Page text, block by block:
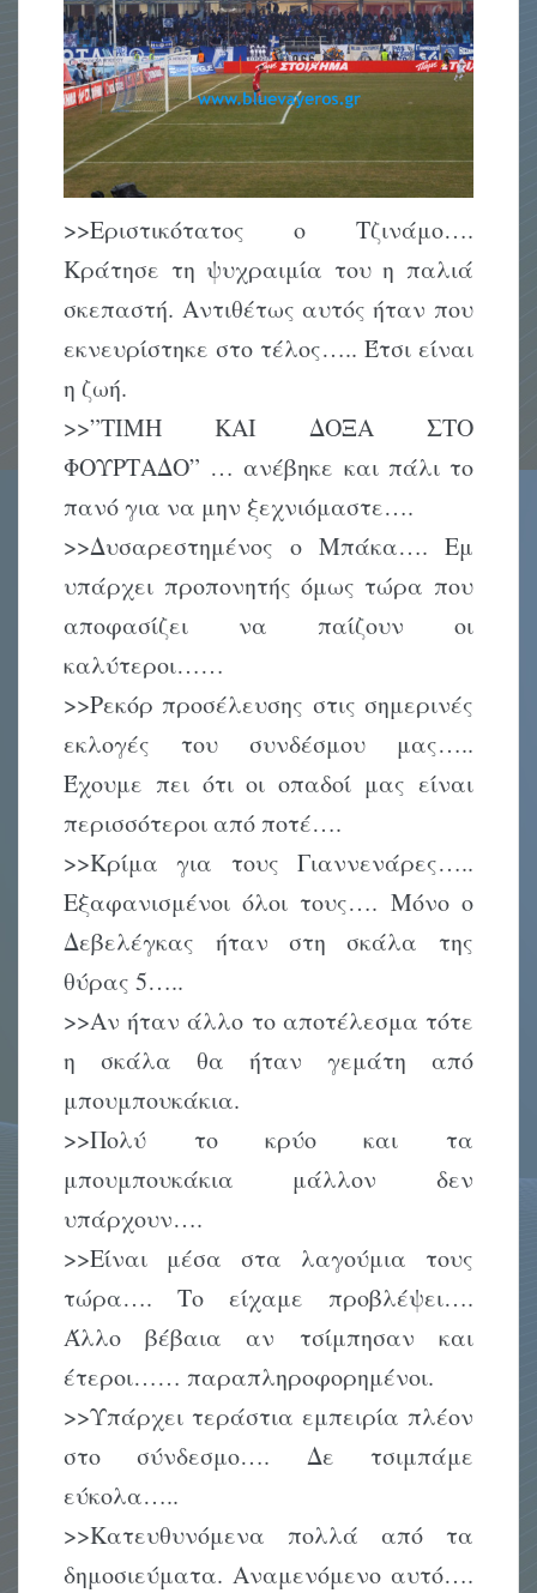
>>Εριστικότατος ο Τζινάμο….
Κράτησε τη ψυχραιμία του η παλιά
σκεπαστή. Αντιθέτως αυτός ήταν που
εκνευρίστηκε στο τέλος….. Έτσι είναι
η ζωή.
>>”ΤΙΜΗ ΚΑΙ ΔΟΞΑ ΣΤΟ
ΦΟΥΡΤΑΔΟ” … ανέβηκε και πάλι το
πανό για να μην ξεχνιόμαστε….
>>Δυσαρεστημένος ο Μπάκα…. Εμ
υπάρχει προπονητής όμως τώρα που
αποφασίζει να παίζουν οι
καλύτεροι……
>>Ρεκόρ προσέλευσης στις σημερινές
εκλογές του συνδέσμου μας…..
Έχουμε πει ότι οι οπαδοί μας είναι
περισσότεροι από ποτέ….
>>Κρίμα για τους Γιαννενάρες…..
Εξαφανισμένοι όλοι τους…. Μόνο ο
Δεβελέγκας ήταν στη σκάλα της
θύρας 5…..
>>Αν ήταν άλλο το αποτέλεσμα τότε
η σκάλα θα ήταν γεμάτη από
μπουμπουκάκια.
>>Πολύ το κρύο και τα
μπουμπουκάκια μάλλον δεν
υπάρχουν….
>>Είναι μέσα στα λαγούμια τους
τώρα…. Το είχαμε προβλέψει….
Άλλο βέβαια αν τσίμπησαν και
έτεροι…… παραπληροφορημένοι.
>>Υπάρχει τεράστια εμπειρία πλέον
στο σύνδεσμο…. Δε τσιμπάμε
εύκολα…..
>>Κατευθυνόμενα πολλά από τα
δημοσιεύματα. Αναμενόμενο αυτό….